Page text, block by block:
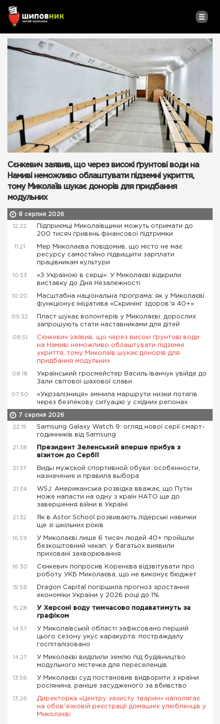
Сєнкевич заявив, що через високі ґрунтові води на
Намиві неможливо облаштувати підземні укриття,
тому Миколаїв шукає донорів для придбання
модульних
8 серпня 2026
12:22
Підприємці Миколаївщини можуть отримати до
200 тисяч гривень фінансової підтримки
11:21
Мер Миколаєва повідомив, що місто не має
ресурсу самостійно підвищити зарплати
працівникам культури
10:53
«З Україною в серці»: У Миколаєві відкрили
виставку до Дня Незалежності
10:20
Масштабна національна програма: як у Миколаєві
функціонує ініціатива «Скринінг здоровʼя 40+»
09:32
Пласт шукає волонтерів у Миколаєві: дорослих
запрошують стати наставниками для дітей
08:51
Сєнкевич заявив, що через високі ґрунтові води
на Намиві неможливо облаштувати підземні
укриття, тому Миколаїв шукає донорів для
придбання модульних
08:18
Український гросмейстер Василь Іванчук увійде до
Зали світової шахової слави
07:50
«Укрзалізниця» змінила маршрути низки потягів
через безпекову ситуацію у східних регіонах
7 серпня 2026
22:15
Samsung Galaxy Watch 9: огляд нової серії смарт-
годинників від Samsung
21:38
Президент Зеленський вперше прибув з
візитом до Сербії
21:37
Виды мужской спортивной обуви: особенности,
назначение и правила выбора
21:34
WSJ: Американська розвідка вважає, що Путін
може напасти на одну з країн НАТО ще до
завершення війни в Україні
21:32
Як в Astor School розвивають лідерські навички
ще зі шкільних років
16:59
У Миколаєві лише 6 тисяч людей 40+ пройшли
безкоштовний чекап: у багатьох виявили
приховані захворювання
16:30
Сєнкевич попросив Коренєва відзвітувати про
роботу УКБ Миколаєва, що не виконує бюджет
15:58
Dragon Capital погіршила прогноз зростання
економіки України у 2026 році до 1%
15:28
У Херсоні воду тимчасово подаватимуть за
графіком
14:57
У Миколаївській області зафіксовано перший
цього сезону укус каракурта: постраждалу
госпіталізовано
14:27
У Миколаєві виділили землю під будівництво
модульного містечка для переселенців
13:56
У Миколаєві суд постановив видворити з країни
росіянина, раніше засудженого за вбивство
13:26
Директорка «Центру захисту тварин» наполягає
на обовʼязковій реєстрації домашніх улюбленців у
Миколаєві